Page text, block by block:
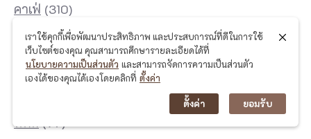
คาเฟ่ (310)
ช้อปปิ้ง(57)
ดูดวง(2)
ที่พัก(97)
เราใช้คุกกี้เพื่อพัฒนาประสิทธิภาพ และประสบการณ์ที่ดีในการใช้
เว็บไซต์ของคุณ คุณสามารถศึกษารายละเอียดได้ที่
นโยบายความเป็นส่วนตัว และสามารถจัดการความเป็นส่วนตัว
เองได้ของคุณได้เองโดยคลิกที่ ตั้งค่า
ตั้งค่า ยอมรับ